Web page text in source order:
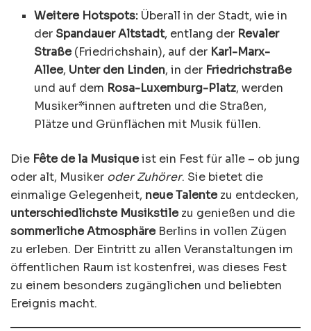
Weitere Hotspots: Überall in der Stadt, wie in
der Spandauer Altstadt, entlang der Revaler
Straße(Friedrichshain), auf der Karl-Marx-
Allee, Unter den Linden, in der Friedrichstraße
und auf dem Rosa-Luxemburg-Platz, werden
Musiker*innen auftreten und die Straßen,
Plätze und Grünflächen mit Musik füllen.
Die Fête de la Musiqueist ein Fest für alle – ob jung
oder alt, Musiker oder Zuhörer. Sie bietet die
einmalige Gelegenheit, neue Talentezu entdecken,
unterschiedlichste Musikstilezu genießen und die
sommerliche AtmosphäreBerlins in vollen Zügen
zu erleben. Der Eintritt zu allen Veranstaltungen im
öffentlichen Raum ist kostenfrei, was dieses Fest
zu einem besonders zugänglichen und beliebten
Ereignis macht.